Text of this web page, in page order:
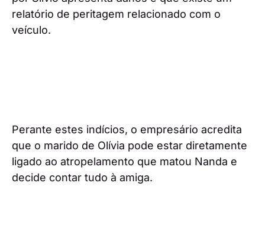
relatório de peritagem relacionado com o
veículo.
Perante estes indícios, o empresário acredita
que o marido de Olívia pode estar diretamente
ligado ao atropelamento que matou Nanda e
decide contar tudo à amiga.